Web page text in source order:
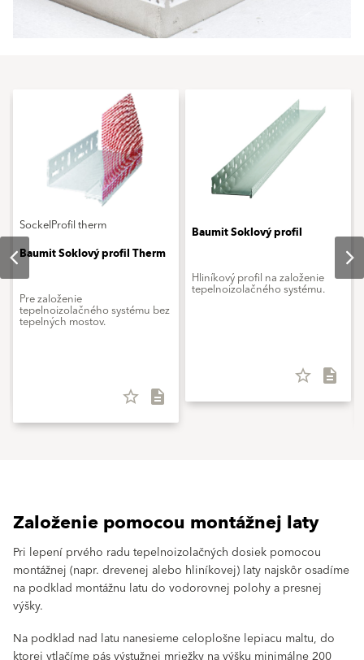
SockelProfil therm
Baumit Soklový profil Therm
Pre založenie
tepelnoizolačného systému bez
tepelných mostov.
star_border description
Baumit Soklový profil
Hliníkový profil na založenie
tepelnoizolačného systému.
star_border description
Založenie pomocou montážnej laty
Pri lepení prvého radu tepelnoizolačných dosiek pomocou
montážnej (napr. drevenej alebo hliníkovej) laty najskôr osadíme
na podklad montážnu latu do vodorovnej polohy a presnej
výšky.
Na podklad nad latu nanesieme celoplošne lepiacu maltu, do